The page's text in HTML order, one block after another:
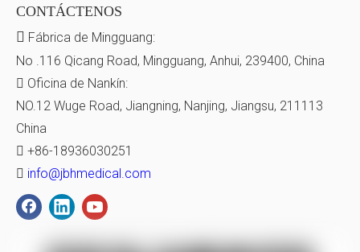
CONTÁCTENOS
 Fábrica de Mingguang:
No .116 Qicang Road, Mingguang, Anhui, 239400, China
 Oficina de Nankín:
NO.12 Wuge Road, Jiangning, Nanjing, Jiangsu, 211113
China
 +86-18936030251
 info@jbhmedical.com